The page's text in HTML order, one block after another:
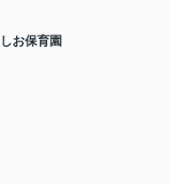
お保育園